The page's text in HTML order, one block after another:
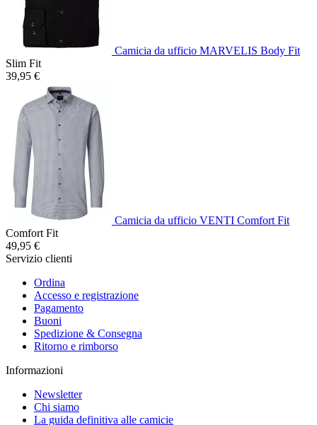
Camicia da ufficio MARVELIS Body Fit
Slim Fit
39,95 €
Camicia da ufficio VENTI Comfort Fit
Comfort Fit
49,95 €
Servizio clienti
Ordina
Accesso e registrazione
Pagamento
Buoni
Spedizione & Consegna
Ritorno e rimborso
Informazioni
Newsletter
Chi siamo
La guida definitiva alle camicie